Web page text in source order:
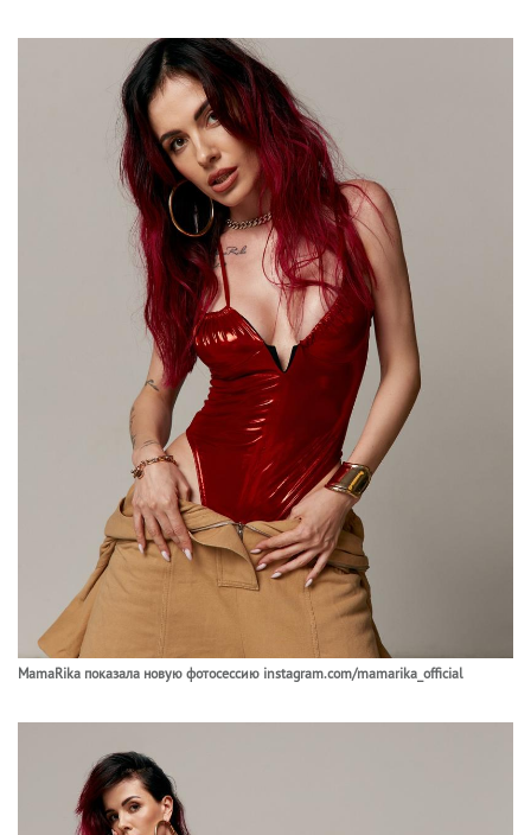
MamaRika показала новую фотосессию instagram.com/mamarika_official